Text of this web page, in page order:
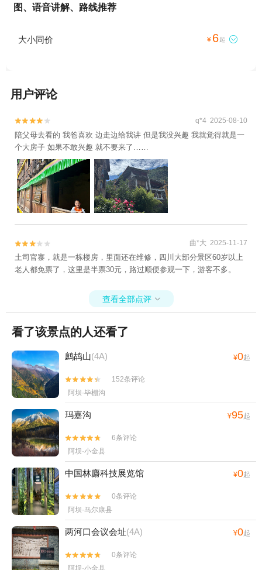
图、语音讲解、路线推荐
大小同价 ¥ 6起 
用户评论

 q*4 2025-08-10
陪父母去看的 我爸喜欢 边走边给我讲 但是我没兴趣 我就觉得就是一
个大房子 如果不敢兴趣 就不要来了……

 曲*大 2025-11-17
土司官寨，就是一栋楼房，里面还在维修，四川大部分景区60岁以上
老人都免票了，这里是半票30元，路过顺便参观一下，游客不多。
查看全部点评 
看了该景点的人还看了
鹧鸪山(4A) ¥0起


152条评论
阿坝·毕棚沟
玛嘉沟 ¥95起


6条评论
阿坝·小金县
中国林麝科技展览馆 ¥0起


0条评论
阿坝·马尔康县
两河口会议会址(4A) ¥0起


0条评论